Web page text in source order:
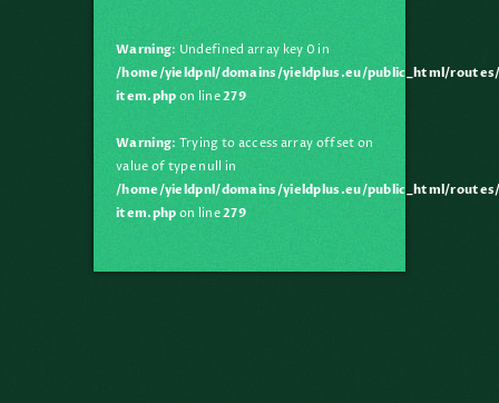
Warning: Undefined array key 0 in
/home/yieldpnl/domains/yieldplus.eu/public_html/
item.php on line279
Warning: Trying to access array offset on
value of type null in
/home/yieldpnl/domains/yieldplus.eu/public_html/
item.php on line279